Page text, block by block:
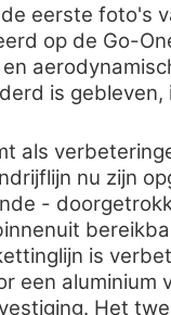
eerste foto's
op de Go-
is
als
nu zijn
-
is
een aluminium
Het